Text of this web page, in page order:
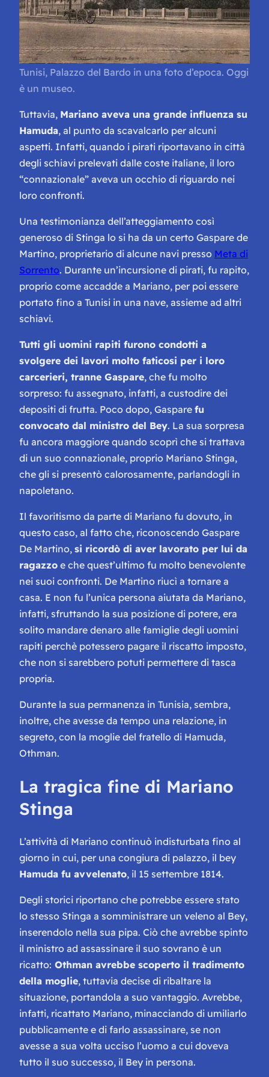
Tunisi, Palazzo del Bardo in una foto d’epoca. Oggi
è un museo.
Tuttavia, Mariano aveva una grande influenza su
Hamuda, al punto da scavalcarlo per alcuni
aspetti. Infatti, quando i pirati riportavano in città
degli schiavi prelevati dalle coste italiane, il loro
“connazionale” aveva un occhio di riguardo nei
loro confronti.
Una testimonianza dell’atteggiamento così
generoso di Stinga lo si ha da un certo Gaspare de
Martino, proprietario di alcune navi presso Meta di
Sorrento. Durante un’incursione di pirati, fu rapito,
proprio come accadde a Mariano, per poi essere
portato fino a Tunisi in una nave, assieme ad altri
schiavi.
Tutti gli uomini rapiti furono condotti a
svolgere dei lavori molto faticosi per i loro
carcerieri, tranne Gaspare, che fu molto
sorpreso: fu assegnato, infatti, a custodire dei
depositi di frutta. Poco dopo, Gaspare fu
convocato dal ministro del Bey. La sua sorpresa
fu ancora maggiore quando scoprì che si trattava
di un suo connazionale, proprio Mariano Stinga,
che gli si presentò calorosamente, parlandogli in
napoletano.
Il favoritismo da parte di Mariano fu dovuto, in
questo caso, al fatto che, riconoscendo Gaspare
De Martino, si ricordò di aver lavorato per lui da
ragazzo e che quest’ultimo fu molto benevolente
nei suoi confronti. De Martino riucì a tornare a
casa. E non fu l’unica persona aiutata da Mariano,
infatti, sfruttando la sua posizione di potere, era
solito mandare denaro alle famiglie degli uomini
rapiti perchè potessero pagare il riscatto imposto,
che non si sarebbero potuti permettere di tasca
propria.
Durante la sua permanenza in Tunisia, sembra,
inoltre, che avesse da tempo una relazione, in
segreto, con la moglie del fratello di Hamuda,
Othman.
La tragica fine di Mariano
Stinga
L’attività di Mariano continuò indisturbata fino al
giorno in cui, per una congiura di palazzo, il bey
Hamuda fu avvelenato, il 15 settembre 1814.
Degli storici riportano che potrebbe essere stato
lo stesso Stinga a somministrare un veleno al Bey,
inserendolo nella sua pipa. Ciò che avrebbe spinto
il ministro ad assassinare il suo sovrano è un
ricatto: Othman avrebbe scoperto il tradimento
della moglie, tuttavia decise di ribaltare la
situazione, portandola a suo vantaggio. Avrebbe,
infatti, ricattato Mariano, minacciando di umiliarlo
pubblicamente e di farlo assassinare, se non
avesse a sua volta ucciso l’uomo a cui doveva
tutto il suo successo, il Bey in persona.